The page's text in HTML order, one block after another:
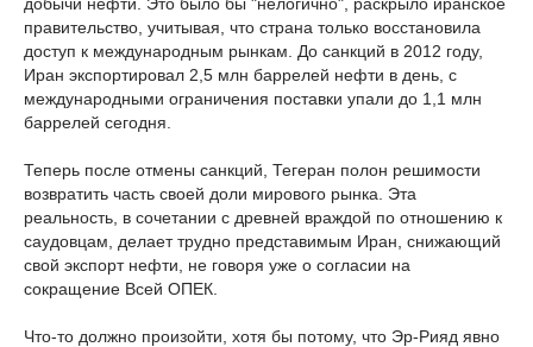
правительство, учитывая, что страна только восстановила
доступ к международным рынкам. До санкций в 2012 году,
Иран экспортировал 2,5 млн баррелей нефти в день, с
международными ограничения поставки упали до 1,1 млн
баррелей сегодня.
Теперь после отмены санкций, Тегеран полон решимости
возвратить часть своей доли мирового рынка. Эта
реальность, в сочетании с древней враждой по отношению к
саудовцам, делает трудно представимым Иран, снижающий
свой экспорт нефти, не говоря уже о согласии на
сокращение Всей ОПЕК.
Что-то должно произойти, хотя бы потому, что Эр-Рияд явно